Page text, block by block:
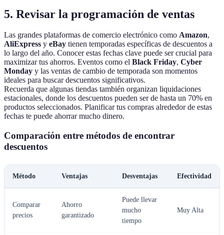
5. Revisar la programación de ventas
Las grandes plataformas de comercio electrónico como Amazon,
AliExpress y eBay tienen temporadas específicas de descuentos a
lo largo del año. Conocer estas fechas clave puede ser crucial para
maximizar tus ahorros. Eventos como el Black Friday, Cyber
Monday y las ventas de cambio de temporada son momentos
ideales para buscar descuentos significativos.
Recuerda que algunas tiendas también organizan liquidaciones
estacionales, donde los descuentos pueden ser de hasta un 70% en
productos seleccionados. Planificar tus compras alrededor de estas
fechas te puede ahorrar mucho dinero.
Comparación entre métodos de encontrar
descuentos
Método Ventajas Desventajas Efectividad
Comparar
precios
Ahorro
garantizado
Puede llevar
mucho
tiempo
Muy Alta